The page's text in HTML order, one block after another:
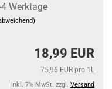
Werktage
18,99 EUR
75,96 EUR pro 1L
inkl. 7% MwSt. zzgl. Versand